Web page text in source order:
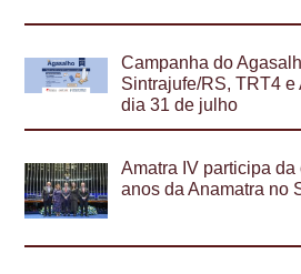
Campanha do
Sintrajufe/RS, TRT4 e
dia 31 de julho
Amatra IV participa
anos da Anamatra no